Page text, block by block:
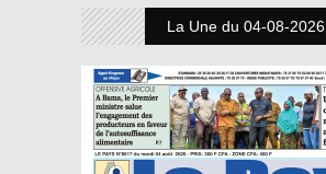
La Une du 04-08-2026